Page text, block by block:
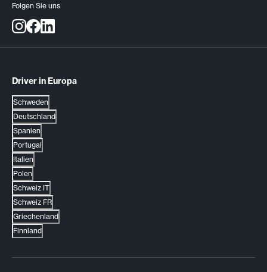
Folgen Sie uns
Driver in Europa
Schweden
Deutschland
Spanien
Portugal
Italien
Polen
Schweiz IT
Schweiz FR
Griechenland
Finnland